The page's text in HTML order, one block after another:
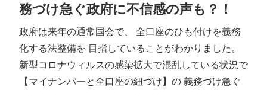
務づけ急ぐ政府に不信感の声も？！
政府は来年の通常国会で、 全口座のひも付けを義務
化する法整備を 目指していることがわかりました。
新型コロナウィルスの感染拡大で混乱している状況で
【マイナンバーと全口座の紐づけ】の 義務づけ急ぐ